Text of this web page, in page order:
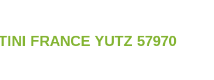
FRANCE YUTZ 57970